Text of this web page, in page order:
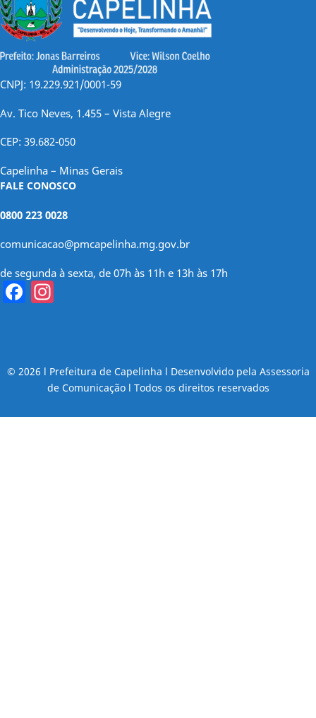
CNPJ: 19.229.921/0001-59
Av. Tico Neves, 1.455 – Vista Alegre
CEP: 39.682-050
Capelinha – Minas Gerais
FALE CONOSCO
0800 223 0028
comunicacao@pmcapelinha.mg.gov.br
de segunda à sexta, de 07h às 11h e 13h às 17h
Facebook
© 2026 l Prefeitura de Capelinha l Desenvolvido pela Assessoria
de Comunicação l Todos os direitos reservados